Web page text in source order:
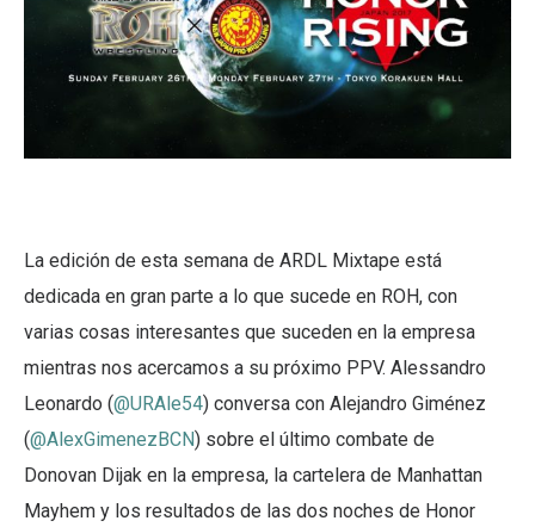
La edición de esta semana de ARDL Mixtape está
dedicada en gran parte a lo que sucede en ROH, con
varias cosas interesantes que suceden en la empresa
mientras nos acercamos a su próximo PPV. Alessandro
Leonardo (@URAle54) conversa con Alejandro Giménez
(@AlexGimenezBCN) sobre el último combate de
Donovan Dijak en la empresa, la cartelera de Manhattan
Mayhem y los resultados de las dos noches de Honor